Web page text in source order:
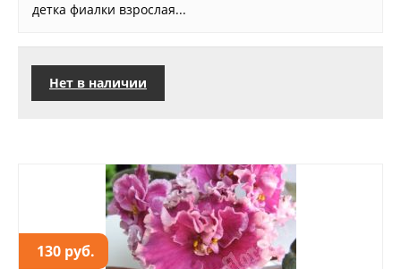
детка фиалки взрослая...
Нет в наличии
130 руб.